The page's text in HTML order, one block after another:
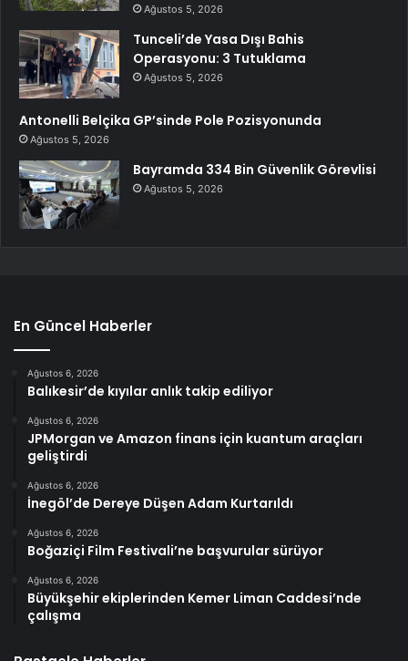
Ağustos 5, 2026
Tunceli’de Yasa Dışı Bahis
Operasyonu: 3 Tutuklama
Ağustos 5, 2026
Antonelli Belçika GP’sinde Pole Pozisyonunda
Ağustos 5, 2026
Bayramda 334 Bin Güvenlik Görevlisi
Ağustos 5, 2026
En Güncel Haberler
Ağustos 6, 2026
Balıkesir’de kıyılar anlık takip ediliyor
Ağustos 6, 2026
JPMorgan ve Amazon finans için kuantum araçları
geliştirdi
Ağustos 6, 2026
İnegöl’de Dereye Düşen Adam Kurtarıldı
Ağustos 6, 2026
Boğaziçi Film Festivali’ne başvurular sürüyor
Ağustos 6, 2026
Büyükşehir ekiplerinden Kemer Liman Caddesi’nde
çalışma